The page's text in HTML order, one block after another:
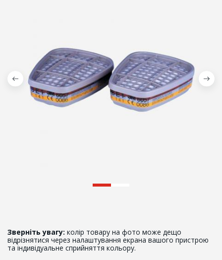
Зверніть увагу: колір товару на фото може дещо
відрізнятися через налаштування екрана вашого пристрою
та індивідуальне сприйняття кольору.